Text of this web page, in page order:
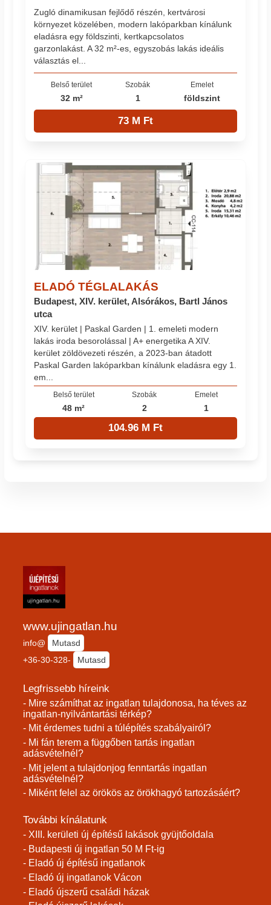
Zugló dinamikusan fejlődő részén, kertvárosi
környezet közelében, modern lakóparkban kínálunk
eladásra egy földszinti, kertkapcsolatos
garzonlakást. A 32 m²-es, egyszobás lakás ideális
választás el...
Belső terület
32 m²
Szobák
1
Emelet
földszint
73 M Ft
ELADÓ TÉGLALAKÁS
Budapest, XIV. kerület, Alsórákos, Bartl János
utca
XIV. kerület | Paskal Garden | 1. emeleti modern
lakás iroda besorolással | A+ energetika A XIV.
kerület zöldövezeti részén, a 2023-ban átadott
Paskal Garden lakóparkban kínálunk eladásra egy 1.
em...
Belső terület
48 m²
Szobák
2
Emelet
1
104.96 M Ft
www.ujingatlan.hu
info@
Mutasd
+36-30-328-
Mutasd
Legfrissebb híreink
- Mire számíthat az ingatlan tulajdonosa, ha téves az
ingatlan-nyilvántartási térkép?
- Mit érdemes tudni a túlépítés szabályairól?
- Mi fán terem a függőben tartás ingatlan
adásvételnél?
- Mit jelent a tulajdonjog fenntartás ingatlan
adásvételnél?
- Miként felel az örökös az örökhagyó tartozásáért?
További kínálatunk
- XIII. kerületi új építésű lakások gyüjtőoldala
- Budapesti új ingatlan 50 M Ft-ig
- Eladó új építésű ingatlanok
- Eladó új ingatlanok Vácon
- Eladó újszerű családi házak